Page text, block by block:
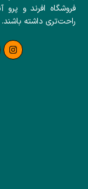
فروشگاه افرند و
راحت‌تری داشته باشند.